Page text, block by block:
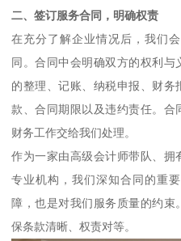
二、签订服务合同，明确权责
在充分了解企业情况后，我们
同。合同中会明确双方的权利
的整理、记账、纳税申报、财
款、合同期限以及违约责任。合
财务工作交给我们处理。
作为一家由高级会计师带队、拥
专业机构，我们深知合同的重
障，也是对我们服务质量的约
保条款清晰、权责对等。